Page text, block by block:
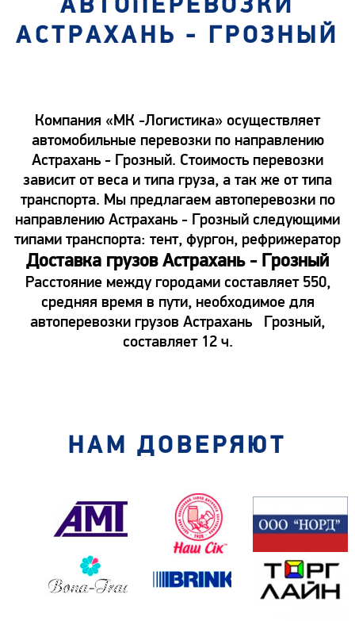
АСТРАХАНЬ - ГРОЗНЫЙ
Компания «МК -Логистика» осуществляет
автомобильные перевозки по направлению
Астрахань - Грозный. Стоимость перевозки
зависит от веса и типа груза, а так же от типа
транспорта. Мы предлагаем автоперевозки по
направлению Астрахань - Грозный следующими
типами транспорта: тент, фургон, рефрижератор
Доставка грузов Астрахань - Грозный
Расстояние между городами составляет 550,
средняя время в пути, необходимое для
автоперевозки грузов Астрахань Грозный,
составляет 12 ч.
НАМ ДОВЕРЯЮТ